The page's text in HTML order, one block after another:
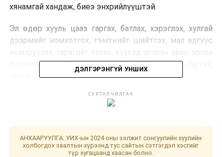
хянамгай хандаж, биеэ энхрийлүүштэй.
Эл өдөр хууль цааз гаргах, батлах, хэрэглэх, хулгай
дээрмийг номхотгох, гэмтнийг шийтгэх, мал адгуус
бүтээхэд сайн. Улаа гаргах, хиншүү хярвас гаргах,
төлгө тавих, морь уралдахад муу.
Өдрийн сайн цаг нь хулгана, үхэр, туулай, морь, бич,
тахиа болой. Хол газар яваар одогсод зүүн урагш
засуулбал Жаргал үргэлжид ирнэ хэмээжээ.
ДЭЛГЭРЭНГҮЙ УНШИХ
СУРТАЛЧИЛГАА
АНХААРУУЛГА: УИХ-ын 2024 оны ээлжит сонгуулийн хуулийн
холбогдох заалтын хүрээнд тус сайтын сэтгэгдэл хэсгийг
түр хугацаанд хаасан болно.